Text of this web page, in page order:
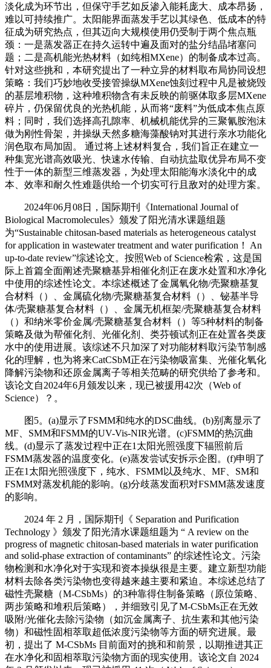
淡化成为环节出，但保守手艺如反渗入能耗庞大、成本昂扬，
难以可持续推广。太阳能界面蒸发手艺以其绿色、低成本的特
征成为研究热点，但其迈向大规模使用仍受制于两个焦点瓶
颈：一是蒸发器正在持久运转中遍及面对的盐分结晶堵塞问
题；二是高机能光热材料（如纯相MXene）的制备成本过高。
针对这些挑和，本研究提出了一种立异的材料取布局协同设想
策略：我们巧妙地收受接管操纵MXene蚀刻过程中凡是被烧毁
的基层堆积物，这种堆积物含有未反映的前驱体取多层MXene
碎片，仍保留优良的光热机能，从而将“废料”为低成本焦点原
料；同时，我们选择高孔隙率、机械机能优异的三聚氰胺泡沫
做为刚性骨架，并操纵天然多糖海藻酸钠对其进行亲水功能化
润色取布局加固。 通过将上述材料复合，我们旨正在建立一
种集宽光谱高效吸光、快速水传输、自动抗盐取优异布局不变
性于一体的新型三维蒸发器，为处理太阳能海水淡化中的成
本、效率和耐久性难题供给一个切实可行且敌对的处理方案。
2024年06月08日，国际期刊《International Journal of
Biological Macromolecules》颁发了阳光清水课题组题
为“Sustainable chitosan-based materials as heterogeneous catalyst
for application in wastewater treatment and water purification！ An
up-to-date review”综述论文。按照Web of Science检索，这是国
际上首篇全面阐述壳聚糖基异相催化剂正在废水处置和水净化
中使用的综述性论文。本综述概述了金属氧化物/壳聚糖基复
合材料（）、金属硫化物/壳聚糖基复合材料（）、铋基半导
体/壳聚糖基复合材料（）、金属无机框架/壳聚糖基复合材料
（）和纳米零价金属/壳聚糖基复合材料（）等5种材料的制备
策略及做为帮催化剂、光催化剂、类芬顿试剂正在处置各类废
水中的使用进展。该综述不只加深了对功能材料取污染节制感
化的理解，也为将来CatCSbM正在污染物吸富集、光催化氧化
降解污染物和还原金属离子等相关范畴的研究供给了参考和。
该论文自2024年6月颁发以来，现已被援用42次（Web of
Science）？。
图5。(a)显示了FSMM和纯水的DSC曲线。(b)别离显示了
MF、SMM和FSMM的UV-Vis-NIR光谱。(c)FSMM的热沉曲
线。(d)显示了蒸发过程中正在1太阳光照强度下辐照前后
FSMM蒸发器的温度变化。(e)蒸发尝试安拆示企图。(f)申明了
正在1太阳光照强度下，纯水、FSMM以及纯水、MF、SM和
FSMM对蒸发机能的影响。(g)分歧蒸发面积对FSMM蒸发速度
的影响。
2024 年 2 月，国际期刊《 Separation and Purification
Technology 》颁发了阳光清水课题组题为 “ A review on the
progress of magnetic chitosan-based materials in water purification
and solid-phase extraction of contaminants” 的综述性论文。污染
物检测和水净化对于实现和资本操纵很是主要。建立新型功能
材料去除各类污染物也变得越来越主要和紧迫。本综述总结了
磁性壳聚糖（M-CSbMs）的3种靠得住制备策略（原位策略、
两步策略和堆积后策略），并细致引见了M-CSbMs正在无效
吸附/光催化去除污染物（如沉金属离子、抗生素和其他污染
物）和磁性固相萃取超低浓度污染物等方面的研究进展。最
初，提出了 M-CSbMs 目前面对的挑和和前景，以期推进其正
在水净化和固相萃取污染物方面的现实使用。该论文自 2024